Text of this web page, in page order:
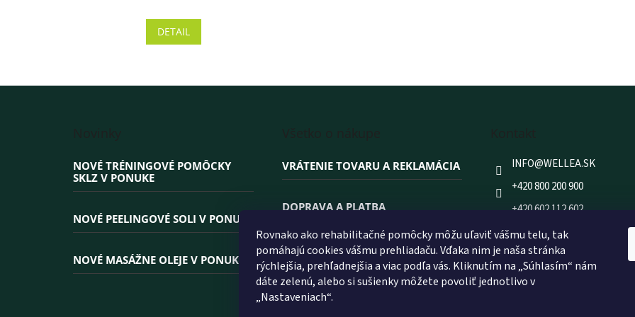
Rovnako ako rehabilitačné pomôcky môžu uľaviť vášmu telu, tak
pomáhajú cookies vášmu prehliadaču. Vďaka nim je naša stránka
rýchlejšia, prehľadnejšia a viac podľa vás. Kliknutím na „Súhlasím“ nám
dáte zelenú, alebo si sušienky môžete povoliť jednotlivo v
„Nastaveniach“.
produktu
DETAIL
NOVÉ TRÉNINGOVÉ POMÔCKY
SKLZ V PONUKE
NOVÉ PEELINGOVÉ SOLI V PONUKE
NOVÉ MASÁŽNE OLEJE V PONUKE
VRÁTENIE TOVARU A REKLAMÁCIA
DOPRAVA A PLATBA
PREČO NAKUPOVAŤ PRÁVE U NÁS?
INFO@WELLEA.SK
+420 800 200 900
+420 602 112 602
FACEBOOK
WELLEA.SK